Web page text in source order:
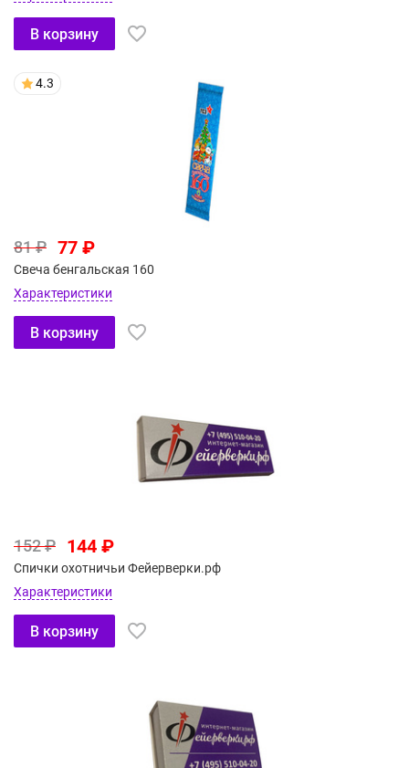
В корзину
4.3
81 ₽ 77 ₽
Свеча бенгальская 160
Характеристики
В корзину
152 ₽ 144 ₽
Спички охотничьи Фейерверки.рф
Характеристики
В корзину